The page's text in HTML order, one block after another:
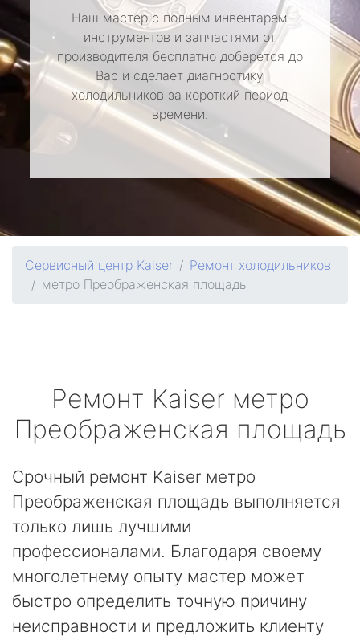
Наш мастер с полным инвентарем
инструментов и запчастями от
производителя бесплатно доберется до
Вас и сделает диагностику
холодильников за короткий период
времени.
Сервисный центр Kaiser
Ремонт холодильников
метро Преображенская площадь
Ремонт Kaiser метро
Преображенская площадь
Срочный ремонт Kaiser метро
Преображенская площадь выполняется
только лишь лучшими
профессионалами. Благодаря своему
многолетнему опыту мастер может
быстро определить точную причину
неисправности и предложить клиенту